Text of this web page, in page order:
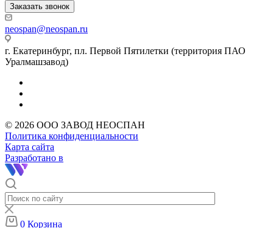
Заказать звонок
neospan@neospan.ru
г. Екатеринбург, пл. Первой Пятилетки (территория ПАО
Уралмашзавод)
© 2026 ООО ЗАВОД НЕОСПАН
Политика конфиденциальности
Карта сайта
Разработано в
0 Корзина